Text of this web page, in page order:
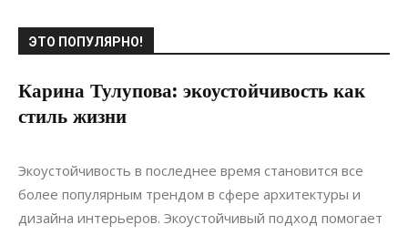
ЭТО ПОПУЛЯРНО!
Карина Тулупова: экоустойчивость как
стиль жизни
17.08.2022
Экоустойчивость в последнее время становится все
более популярным трендом в сфере архитектуры и
дизайна интерьеров. Экоустойчивый подход помогает